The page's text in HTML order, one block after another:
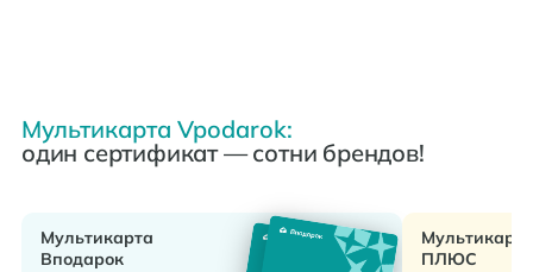
Мультикарта Vpodarok:
один сертификат — сотни брендов!
Мультикарта
Вподарок
Мультикарта
ПЛЮС